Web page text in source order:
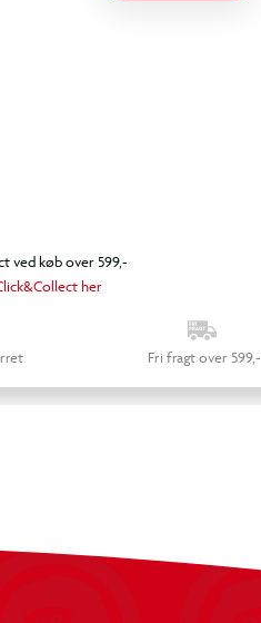
ved køb over 599,-
her
Fri fragt over 599,-